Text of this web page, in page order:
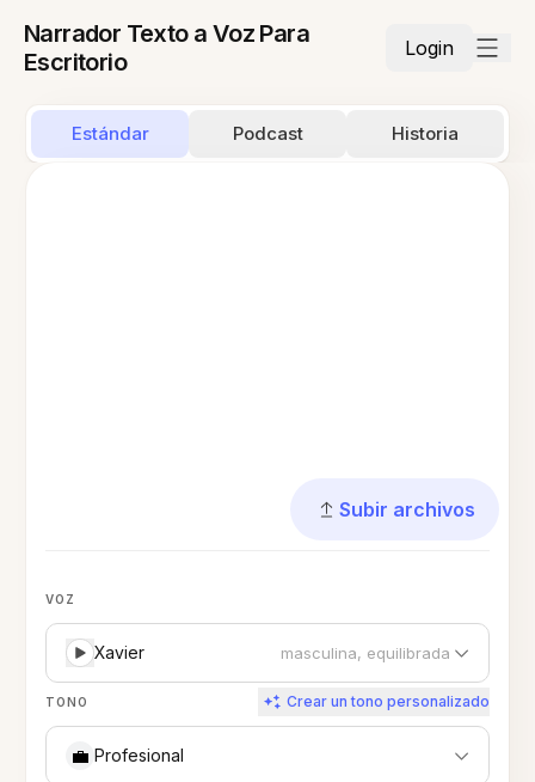
Narrador Texto a Voz Para
Escritorio
Login
Estándar Podcast Historia
Subir archivos
VOZ
Xavier masculina, equilibrada
TONO Crear un tono personalizado
💼 Profesional